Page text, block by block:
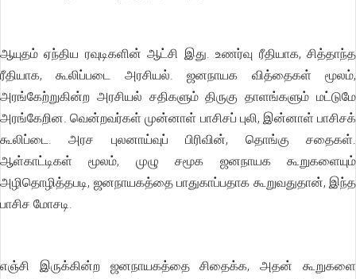
ஆயுதம் ஏந்திய ரவுடிகளின் ஆட்சி இது. உணர்வு ரீதியாக, சித்தாந்த
ரீதியாக, கூலிப்படை அரசியல். ஜனநாயக வித்தைகள் மூலம்,
அரங்கேற்றுகின்ற அரசியல் சதிகளும் திருகு தாளங்களும் மட்டுமே
அரங்கேறின. வென்றவர்கள் முன்னாள் பாசிசப் புலி, இன்னாள் பாசிசக்
கூலிப்டை. அரச புலனாய்வுப் பிரிவின், தொங்கு சதைகள்.
ஆள்காட்டிகள் மூலம், முழு சமூக ஜனநாயக கூறுகளையும்
அழிதொழித்தபடி, ஜனநாயகத்தை பாதுகாப்பதாக கூறுவதுதான், இந்த
பாசிச மோசடி.
எஞ்சி இருக்கின்ற ஜனநாயகத்தை சிதைக்க, அதன் கூறுகளை